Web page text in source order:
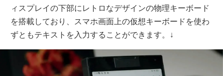
ィスプレイの下部にレトロなデザインの物理キーボード
を搭載しており、スマホ画面上の仮想キーボードを使わ
ずともテキストを入力することができます。↓